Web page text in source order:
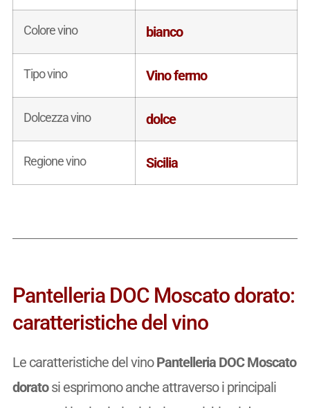
Colore vino bianco
Tipo vino Vino fermo
Dolcezza vino dolce
Regione vino Sicilia
Pantelleria DOC Moscato dorato:
caratteristiche del vino
Le caratteristiche del vinoPantelleria DOC Moscato
doratosi esprimono anche attraverso i principali